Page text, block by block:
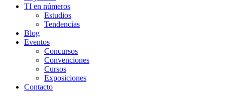
TI en números
Estudios
Tendencias
Blog
Eventos
Concursos
Convenciones
Cursos
Exposiciones
Contacto